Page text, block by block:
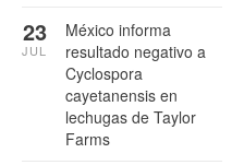
México informa
resultado negativo a
Cyclospora
cayetanensis en
lechugas de Taylor
Farms
23
JUL